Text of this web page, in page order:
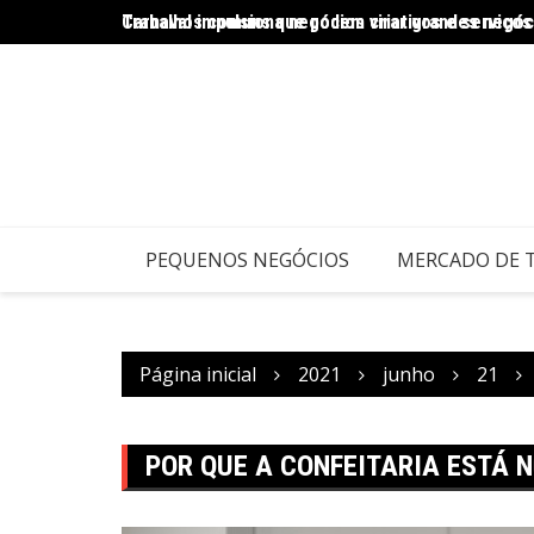
Trabalhos comuns que podem virar grandes
Carnaval impulsiona negócios criativos e
PEQUENOS NEGÓCIOS MERCADO DE
Página inicial 2021 junho 21
POR QUE A CONFEITARIA ESTÁ